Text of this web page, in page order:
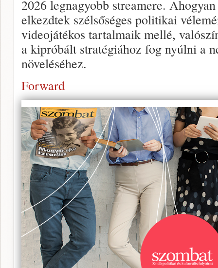
2026 legnagyobb streamere.
elkezdtek szélsőséges politikai
videojátékos tartalmaik mellé,
a kipróbált stratégiához fog nyúlni a
növeléséhez.
Forward